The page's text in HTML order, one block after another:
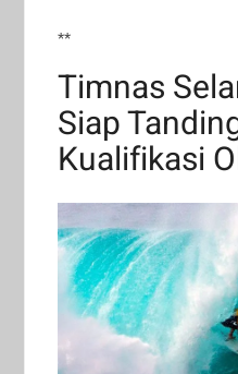
**
Timnas
Siap
Kualifikasi